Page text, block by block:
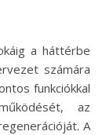
számára
funkciókkal
az
A